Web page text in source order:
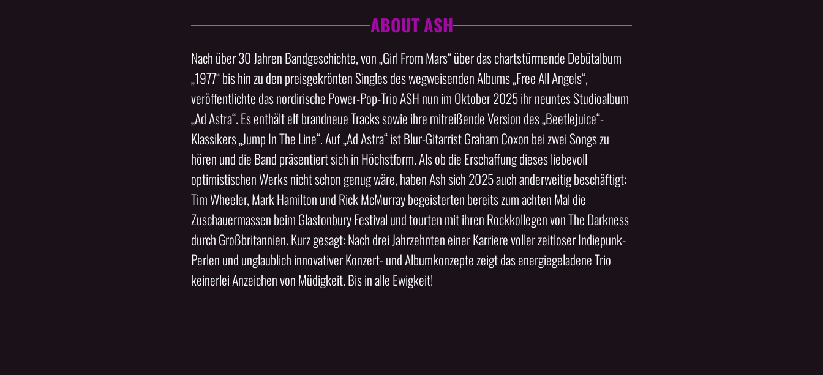
ABOUT ASH
Nach über 30 Jahren Bandgeschichte, von „Girl From Mars“ über das chartstürmende Debütalbum
„1977“ bis hin zu den preisgekrönten Singles des wegweisenden Albums „Free All Angels“,
veröffentlichte das nordirische Power-Pop-Trio ASH nun im Oktober 2025 ihr neuntes Studioalbum
„Ad Astra“. Es enthält elf brandneue Tracks sowie ihre mitreißende Version des „Beetlejuice“-
Klassikers „Jump In The Line“. Auf „Ad Astra“ ist Blur-Gitarrist Graham Coxon bei zwei Songs zu
hören und die Band präsentiert sich in Höchstform. Als ob die Erschaffung dieses liebevoll
optimistischen Werks nicht schon genug wäre, haben Ash sich 2025 auch anderweitig beschäftigt:
Tim Wheeler, Mark Hamilton und Rick McMurray begeisterten bereits zum achten Mal die
Zuschauermassen beim Glastonbury Festival und tourten mit ihren Rockkollegen von The Darkness
durch Großbritannien. Kurz gesagt: Nach drei Jahrzehnten einer Karriere voller zeitloser Indiepunk-
Perlen und unglaublich innovativer Konzert- und Albumkonzepte zeigt das energiegeladene Trio
keinerlei Anzeichen von Müdigkeit. Bis in alle Ewigkeit!